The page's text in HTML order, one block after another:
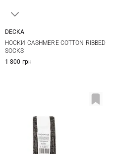
DECKA
НОСКИ CASHMERE COTTON RIBBED
SOCKS
1 800 грн